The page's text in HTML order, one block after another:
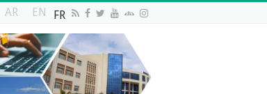
AR EN FR